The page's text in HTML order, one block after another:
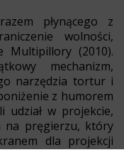
płynącego z
wolności,
Multipillory (2010).
mechanizm,
narzędzia tortur i
z humorem
udział w projekcie,
na pręgierzu, który
dla projekcji